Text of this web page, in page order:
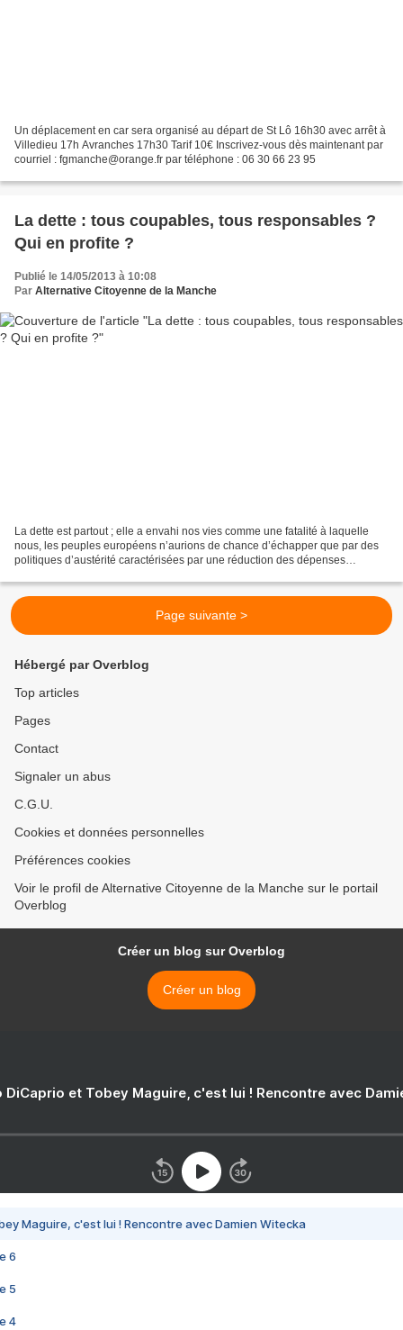
Un déplacement en car sera organisé au départ de St Lô 16h30 avec arrêt à
Villedieu 17h Avranches 17h30 Tarif 10€ Inscrivez-vous dès maintenant par
courriel : fgmanche@orange.fr par téléphone : 06 30 66 23 95
La dette : tous coupables, tous responsables ?
Qui en profite ?
Publié le 14/05/2013 à 10:08
Par Alternative Citoyenne de la Manche
La dette est partout ; elle a envahi nos vies comme une fatalité à laquelle
nous, les peuples européens n’aurions de chance d’échapper que par des
politiques d’austérité caractérisées par une réduction des dépenses
Page suivante >
Hébergé par Overblog
Top articles
Pages
Contact
Signaler un abus
C.G.U.
Cookies et données personnelles
Préférences cookies
Voir le profil de Alternative Citoyenne de la Manche sur le portail
Overblog
Créer un blog sur Overblog
Créer un blog
DiCaprio et Tobey Maguire, c'est lui ! Rencontre avec
Maguire, c'est lui ! Rencontre avec Damien Witecka
6
5
4